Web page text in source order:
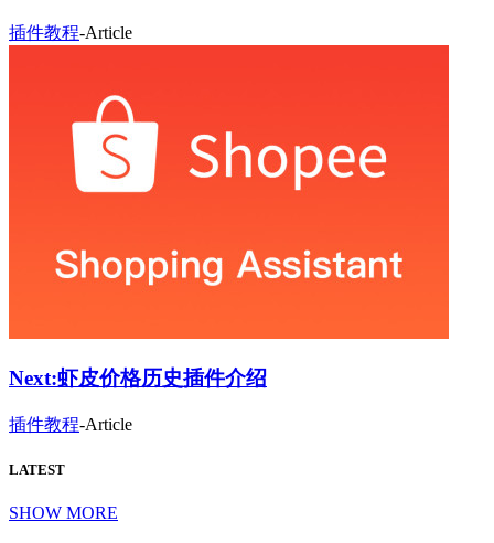
插件教程-Article
Next:虾皮价格历史插件介绍
插件教程-Article
LATEST
SHOW MORE